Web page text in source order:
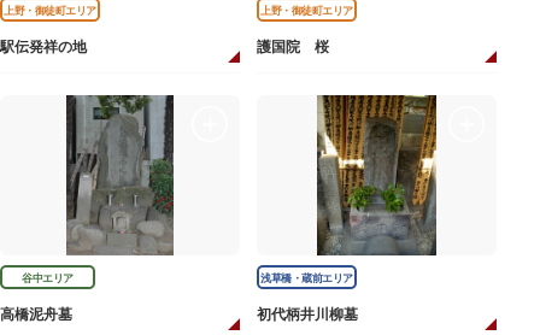
上野・御徒町エリア
駅伝発祥の地
上野・御徒町エリア
護国院 桜
谷中エリア
高橋泥舟墓
浅草橋・蔵前エリア
初代柄井川柳墓